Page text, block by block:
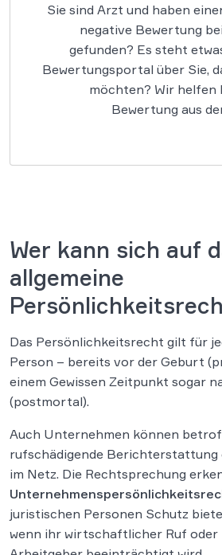
Sie sind Arzt und haben
negative Bewertung
gefunden? Es steht
Bewertungsportal über Sie,
möchten? Wir helfen
Bewertung aus
Wer kann sich auf
allgemeine
Das Persönlichkeitsrecht gilt für
Person – bereits vor der Geburt
einem Gewissen Zeitpunkt sogar
(postmortal).
Auch Unternehmen können
rufschädigende Berichterstattung
im Netz. Die Rechtsprechung
juristischen Personen Schutz
wenn ihr wirtschaftlicher Ruf oder